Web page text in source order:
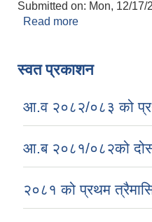
Submitted on: Mon, 12/17/
Read more
स्वत प्रकाशन
आ.व २०८२/०८३ को
आ.ब २०८१/०८२को
२०८१ को प्रथम